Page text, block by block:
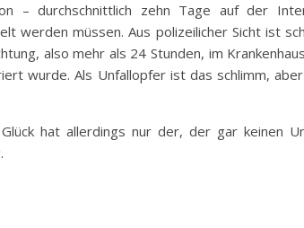
– durchschnittlich zehn Tage auf der
werden müssen. Aus polizeilicher Sicht ist
also mehr als 24 Stunden, im
wurde. Als Unfallopfer ist das schlimm,
Glück hat allerdings nur der, der gar keinen